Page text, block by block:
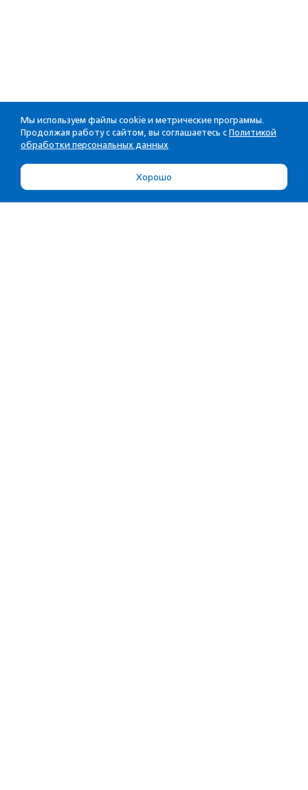
Мы используем файлы cookie и метрические программы.
Продолжая работу с сайтом, вы соглашаетесь с Политикой
обработки персональных данных
Хорошо